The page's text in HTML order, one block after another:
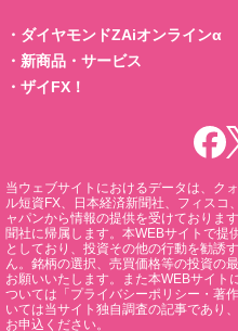
・ ダイヤモンドZAiオンラインα
・ 新商品・サービス
・ ザイFX！
当ウェブサイトにおけるデータは、ク
ル短資FX、日本経済新聞社、フィスコ
ャパンから情報の提供を受けておりま
聞社に帰属します。本WEBサイトで提
としており、投資その他の行動を勧誘
ん。銘柄の選択、売買価格等の投資の
お願いいたします。また本WEBサイト
ついては「プライバシーポリシー・著
いては当サイト独自調査の記事であり
お申込ください。